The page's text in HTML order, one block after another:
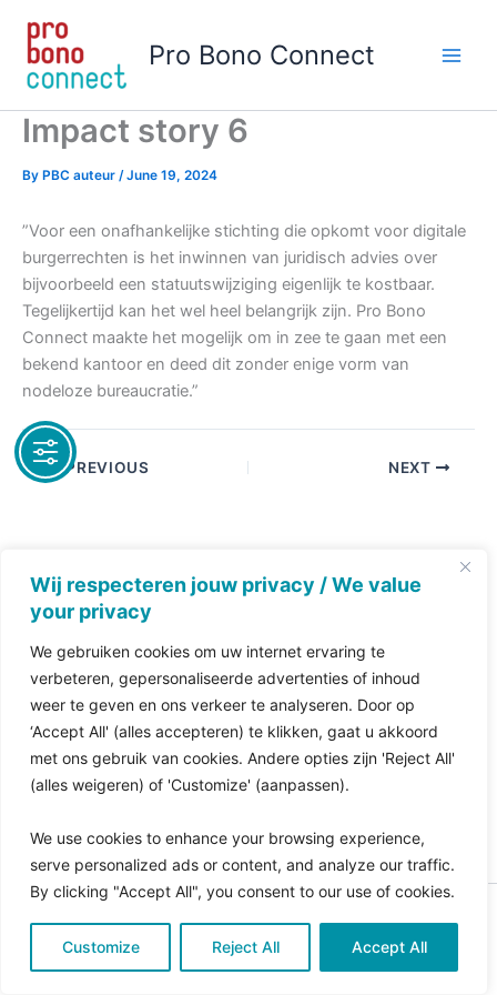
Wij respecteren jouw privacy / We value
your privacy
We gebruiken cookies om uw internet ervaring te
verbeteren, gepersonaliseerde advertenties of inhoud
weer te geven en ons verkeer te analyseren. Door op
‘Accept All' (alles accepteren) te klikken, gaat u akkoord
met ons gebruik van cookies. Andere opties zijn 'Reject All'
(alles weigeren) of 'Customize' (aanpassen).
We use cookies to enhance your browsing experience,
serve personalized ads or content, and analyze our traffic.
By clicking "Accept All", you consent to our use of cookies.
Customize Reject All Accept All
content
Pro Bono Connect
Impact story 6
By PBC auteur /June 19, 2024
”Voor een onafhankelijke stichting die opkomt voor digitale
burgerrechten is het inwinnen van juridisch advies over
bijvoorbeeld een statuutswijziging eigenlijk te kostbaar.
Tegelijkertijd kan het wel heel belangrijk zijn. Pro Bono
Connect maakte het mogelijk om in zee te gaan met een
bekend kantoor en deed dit zonder enige vorm van
nodeloze bureaucratie.”
PREVIOUS NEXT
Copyright © 2026 Pro Bono Connect | in samenwerking
metKitewebsites